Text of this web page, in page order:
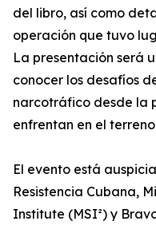
del libro, así como
operación que tuvo
La presentación será
conocer los desafíos
narcotráfico desde la
enfrentan en el
El evento está
Resistencia Cubana,
Institute (MSI²) y